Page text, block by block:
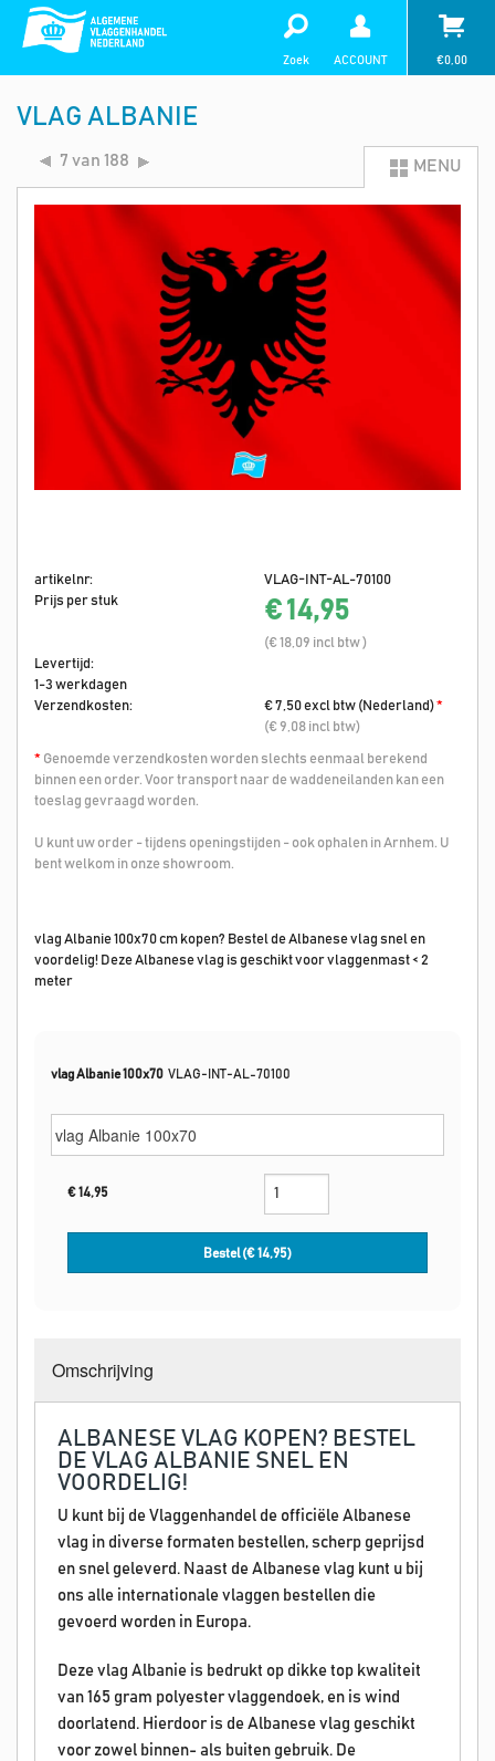
Zoek ACCOUNT €0,00
VLAG ALBANIE
7 van 188 MENU
artikelnr:
VLAG-INT-AL-70100
Prijs per stuk
€ 14,95
(€ 18,09 incl btw )
Levertijd:
1-3 werkdagen
Verzendkosten:
€ 7,50 excl btw (Nederland)*
(€ 9,08 incl btw)
* Genoemde verzendkosten worden slechts eenmaal berekend
binnen een order. Voor transport naar de waddeneilanden kan een
toeslag gevraagd worden.
U kunt uw order - tijdens openingstijden - ook ophalen in Arnhem. U
bent welkom in onze showroom.
vlag Albanie 100x70 cm kopen? Bestel de Albanese vlag snel en
voordelig! Deze Albanese vlag is geschikt voor vlaggenmast < 2
meter
vlag Albanie 100x70 VLAG-INT-AL-70100
€14,95
Bestel (€14,95)
Omschrijving
ALBANESE VLAG KOPEN? BESTEL
DE VLAG ALBANIE SNEL EN
VOORDELIG!
U kunt bij de Vlaggenhandel de officiële Albanese
vlag in diverse formaten bestellen, scherp geprijsd
en snel geleverd. Naast de Albanese vlag kunt u bij
ons alle internationale vlaggen bestellen die
gevoerd worden in Europa.
Deze vlag Albanie is bedrukt op dikke top kwaliteit
van 165 gram polyester vlaggendoek, en is wind
doorlatend. Hierdoor is de Albanese vlag geschikt
voor zowel binnen- als buiten gebruik. De